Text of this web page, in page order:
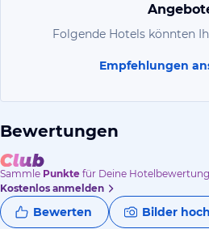
Folgende Hotels könnten
Empfehlungen
Bewertungen
Sammle Punkte für Deine Hotelbewertung.
Kostenlos anmelden
Bewerten Bilder